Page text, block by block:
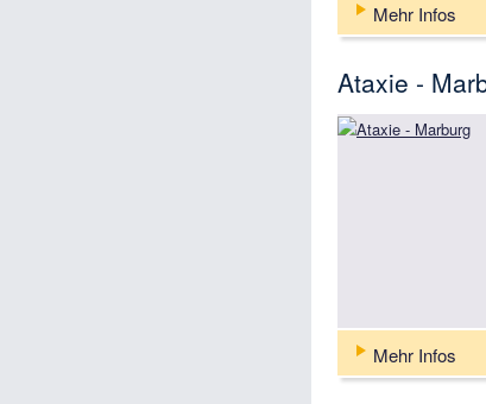
Mehr Infos
Ataxie -
Mehr Infos